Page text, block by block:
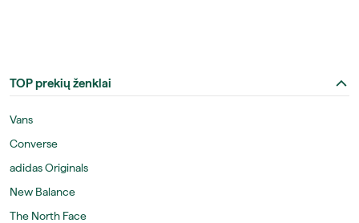
TOP prekių ženklai
Vans
Converse
adidas Originals
New Balance
The North Face